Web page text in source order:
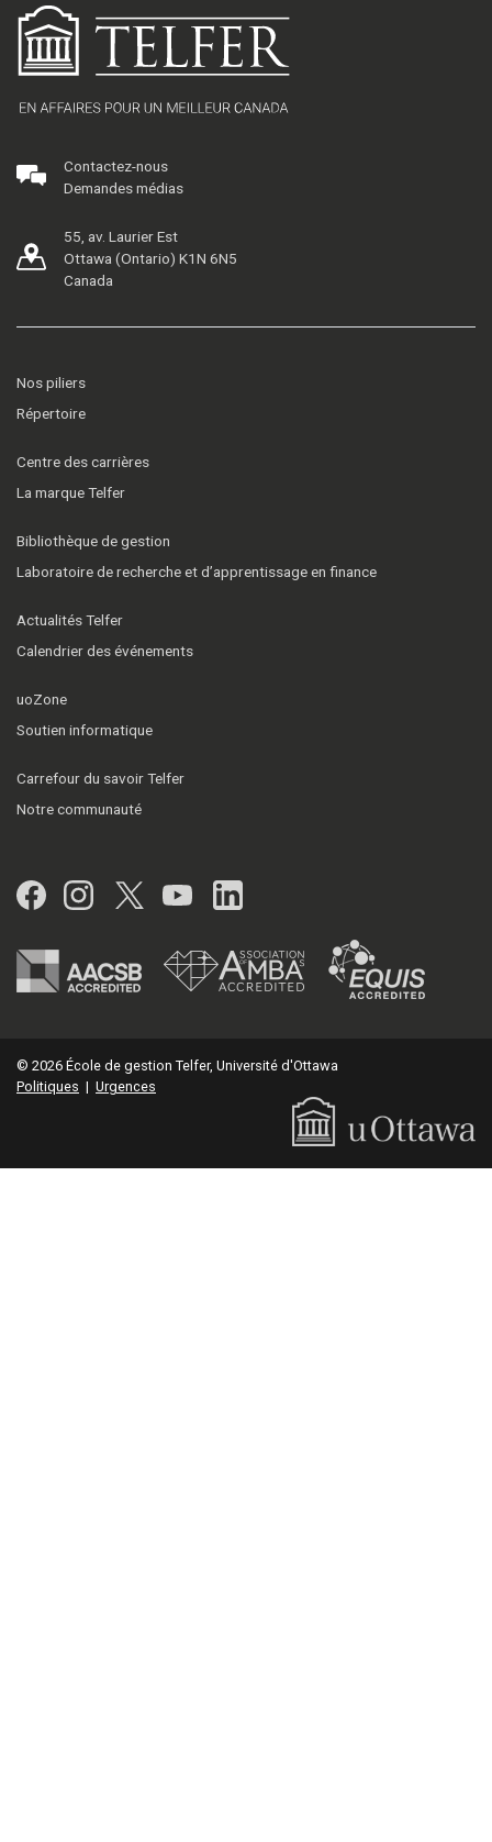
Contactez-nous
Demandes médias
55, av. Laurier Est
Ottawa (Ontario) K1N 6N5
Canada
Nos piliers
Répertoire
Centre des carrières
La marque Telfer
Bibliothèque de gestion
Laboratoire de recherche et d’apprentissage en finance
Actualités Telfer
Calendrier des événements
uoZone
Soutien informatique
Carrefour du savoir Telfer
Notre communauté
Facebook
Instagram
Twitter
YouTubeLinkedIn
© 2026 École de gestion Telfer, Université d'Ottawa
Politiques | Urgences